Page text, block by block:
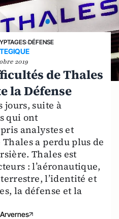
›DÉFENSE
2019
de Thales
la Défense
jours, suite à
qui ont
analystes et
a perdu plus de
Thales est
: l’aéronautique,
l’identité et
la défense et la